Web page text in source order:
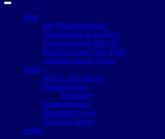
Blog
alle Themenbereiche
Themenbereich: RETRO
Themenbereich: HEUTE
Musikkolumne: Hört, Hört!
Aktuelles aus der Szene
Video
NAG-LIVE-Stream
Streamformate
Retroblah
Streaming-Plan
Mitschnitt-Archiv
YouTube-Archiv
Audio